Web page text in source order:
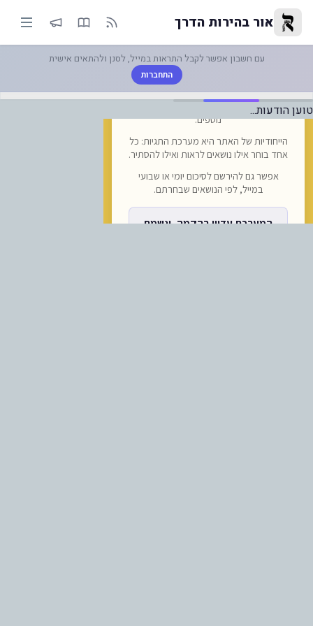
|-הנהלת תחנת הרכבת בוויניצה
אור בהירות הדרך
עם חשבון אפשר לקבל התראות במייל, לסנן ולהתאים אישית
התחברות
טוען הודעות...